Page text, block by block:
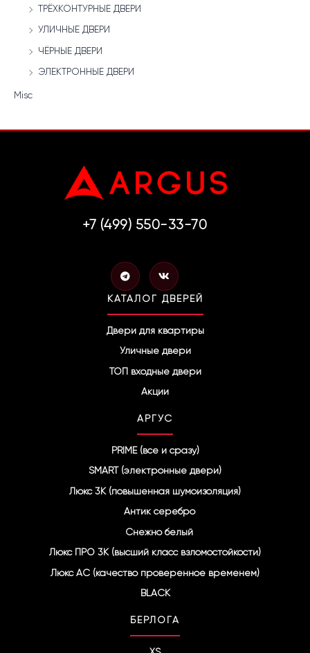
ТРЁХКОНТУРНЫЕ ДВЕРИ
УЛИЧНЫЕ ДВЕРИ
ЧЁРНЫЕ ДВЕРИ
ЭЛЕКТРОННЫЕ ДВЕРИ
Misc
+7 (499) 550-33-70
e
l
e
g
r
m
k
КАТАЛОГ ДВЕРЕЙ
Двери для квартиры
Уличные двери
ТОП входные двери
Акции
АРГУС
PRIME (все и сразу)
SMART (электронные двери)
Люкс 3К (повышенная шумоизоляция)
Антик серебро
Снежно белый
Люкс ПРО 3К (высший класс взломостойкости)
Люкс АС (качество проверенное временем)
BLACK
БЕРЛОГА